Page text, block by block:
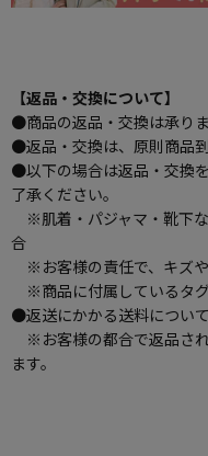
【返品・交換について】
●商品の返品・交換は承り
●返品・交換は、原則商品
●以下の場合は返品・交換
了承ください。
※肌着・パジャマ・靴下
合
※お客様の責任で、キズ
※商品に付属しているタ
●返送にかかる送料について
※お客様の都合で返品さ
ます。